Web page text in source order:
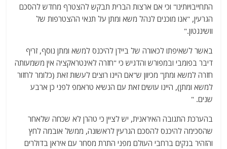
התחייבויותינו" וכי אם ארצות הברית תבקש להצטרף מחדש להסכם
הגרעין, "אנו מוכנים לנהל משא ומתן על תנאי ההצטרפות של
וושינגטון."
באשר לשאיפתו לכאורה של ביידן להיכנס למשא ומתן נוסף, זריף
דיבר בפומבי ובמפורש והדגיש כי "חזרה לאינטראקציה אין משמעותה
חזרה למשא ומתן" מכיוון ש"אם היינו רוצים לעשות זאת (כלומר לחזור
למשא ומתן), היינו עושים זאת עם הנשיא טראמפ לפני כן ארבע
שנים. "
בהערכת התגובה האיראנית, יש לציין כי טהרן לא שכחה שלאחר
שהסכימה להיכנס להסכם הגרעין לראשונה, ממשל אובמה לחץ
והזהיר בנקים ברחבי העולם מפני התרת מסחר עם איראן בדולרים